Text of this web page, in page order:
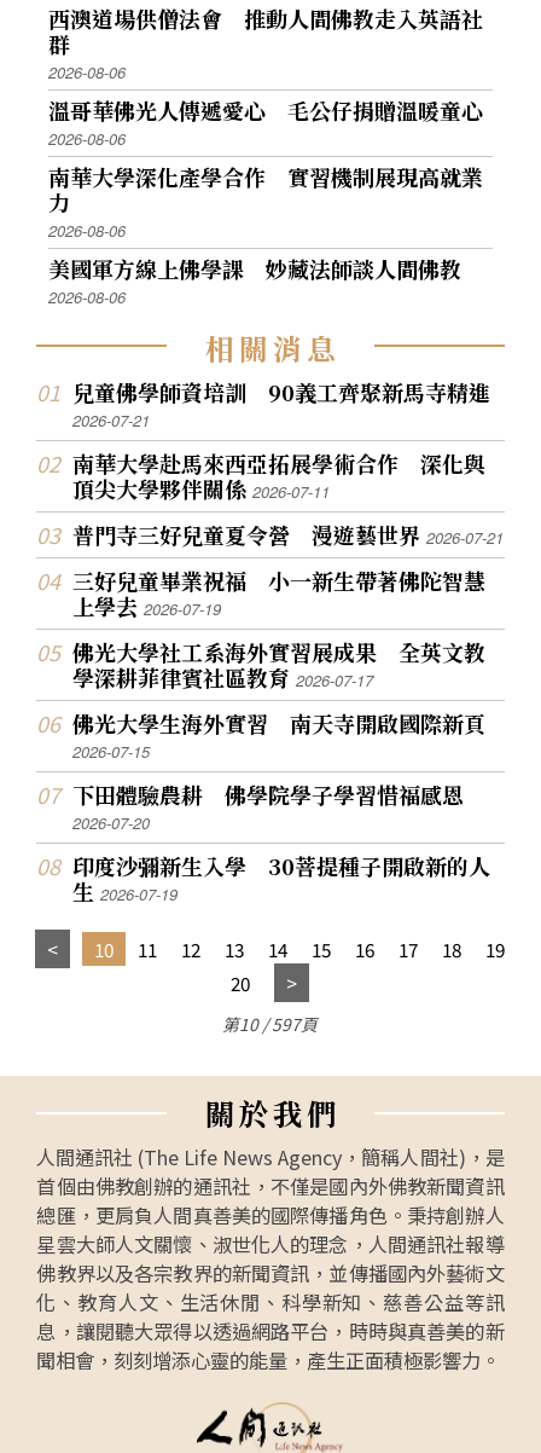
西澳道場供僧法會 推動人間佛教走入英語社
群
2026-08-06
溫哥華佛光人傳遞愛心 毛公仔捐贈溫暖童心
2026-08-06
南華大學深化產學合作 實習機制展現高就業
力
2026-08-06
美國軍方線上佛學課 妙藏法師談人間佛教
2026-08-06
相關消息
兒童佛學師資培訓 90義工齊聚新馬寺精進
2026-07-21
南華大學赴馬來西亞拓展學術合作 深化與
頂尖大學夥伴關係2026-07-11
普門寺三好兒童夏令營 漫遊藝世界2026-07-21
三好兒童畢業祝福 小一新生帶著佛陀智慧
上學去2026-07-19
佛光大學社工系海外實習展成果 全英文教
學深耕菲律賓社區教育2026-07-17
佛光大學生海外實習 南天寺開啟國際新頁
2026-07-15
下田體驗農耕 佛學院學子學習惜福感恩
2026-07-20
印度沙彌新生入學 30菩提種子開啟新的人
生2026-07-19
10 11 12 13 14 15 16 17 18
19
20
第10 / 597頁
關於我們
人間通訊社 (The Life News Agency，簡稱人間社)，是
首個由佛教創辦的通訊社，不僅是國內外佛教新聞資訊
總匯，更肩負人間真善美的國際傳播角色。秉持創辦人
星雲大師人文關懷、淑世化人的理念，人間通訊社報導
佛教界以及各宗教界的新聞資訊，並傳播國內外藝術文
化、教育人文、生活休閒、科學新知、慈善公益等訊
息，讓閱聽大眾得以透過網路平台，時時與真善美的新
聞相會，刻刻增添心靈的能量，產生正面積極影響力。